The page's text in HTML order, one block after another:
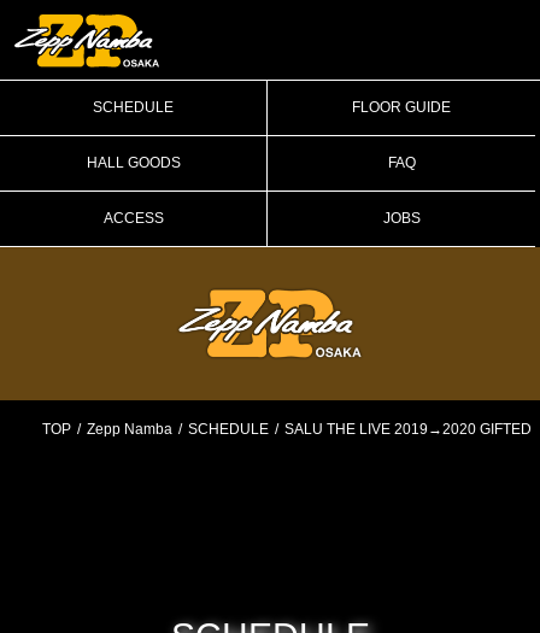
SCHEDULE FLOOR GUIDE
HALL GOODS FAQ
ACCESS JOBS
TOP Zepp Namba SCHEDULE SALU THE LIVE 2019→2020 GIFTED